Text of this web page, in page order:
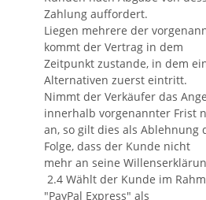
Zahlung auffordert.
Liegen mehrere der
kommt der Vertrag in dem
Zeitpunkt zustande, in dem
Alternativen zuerst eintritt.
Nimmt der Verkäufer das
innerhalb vorgenannter Frist
an, so gilt dies als Ablehnung
Folge, dass der Kunde nicht
mehr an seine
2.4 Wählt der Kunde im
"PayPal Express" als